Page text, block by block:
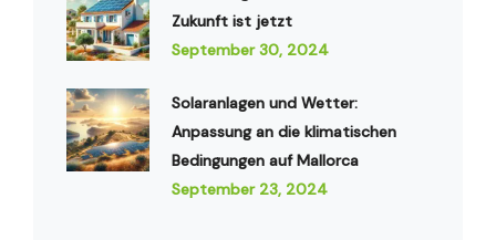
Zukunft ist jetzt
September 30, 2024
Solaranlagen und Wetter:
Anpassung an die klimatischen
Bedingungen auf Mallorca
September 23, 2024